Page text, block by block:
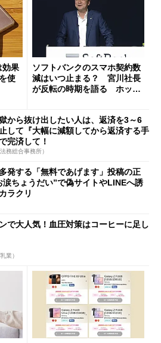
効果
使
ソフトバンクのスマホ契約数
減はいつ止まる？ 宮川社長
が反転の時期を語る ホッピ
から抜け出したい人は、返済を3～6
して『大幅に減額してから返済する手
完済して！
務総合事務所）
発する「無料であげます」投稿の正
ちょうだい”で偽サイトやLINEへ誘
ラクリ
で大人気！血圧対策はコーヒーに足し
業）